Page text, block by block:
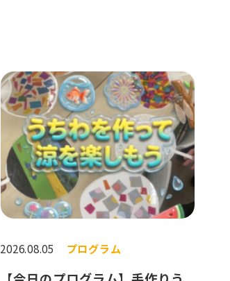
2026.08.05 プログラム